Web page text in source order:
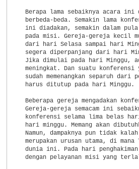
Berapa lama sebaiknya acara ini
berbeda-beda. Semakin lama
ini diadakan, semakin dalam
pada misi. Gereja-gereja kecil
dari hari Selasa sampai hari
segera diperpanjang dari hari
Jika dimulai pada hari Minggu,
meningkat. Dan suatu konferensi
sudah memenangkan separuh dari
  harus ditutup pada hari Minggu.
Beberapa gereja mengadakan
Gereja-gereja semacam ini
konferensi selama lima belas
hari minggu. Memang akan
Namun, dampaknya pun tidak
merupakan urusan utama, di mana
dunia ini. Pada hari
dengan pelayanan misi yang